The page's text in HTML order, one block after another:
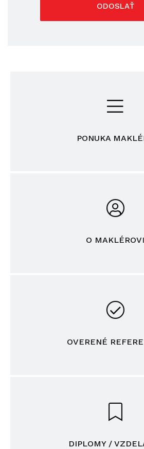
ODOSLAŤ
PONUKA
O MAKLÉROVI
OVERENÉ
DIPLOMY /